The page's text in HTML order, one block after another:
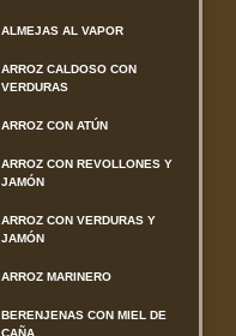
ALMEJAS AL VAPOR
ARROZ CALDOSO CON
VERDURAS
ARROZ CON ATÚN
ARROZ CON REVOLLONES Y
JAMÓN
ARROZ CON VERDURAS Y
JAMÓN
ARROZ MARINERO
BERENJENAS CON MIEL DE
CAÑA